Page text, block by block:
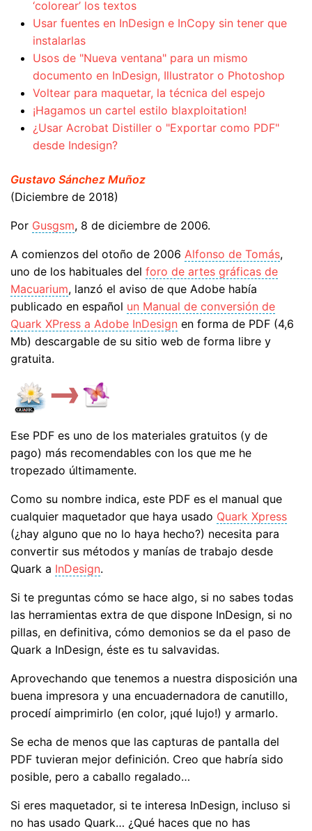
‘colorear’ los textos
Usar fuentes en InDesign e InCopy sin tener que
instalarlas
Usos de "Nueva ventana" para un mismo
documento en InDesign, Illustrator o Photoshop
Voltear para maquetar, la técnica del espejo
¡Hagamos un cartel estilo blaxploitation!
¿Usar Acrobat Distiller o "Exportar como PDF"
desde Indesign?
Gustavo Sánchez Muñoz
(Diciembre de 2018)
Por Gusgsm, 8 de diciembre de 2006.
A comienzos del otoño de 2006 Alfonso de Tomás,
uno de los habituales del foro de artes gráficas de
Macuarium, lanzó el aviso de que Adobe había
publicado en español un Manual de conversión de
Quark XPress a Adobe InDesign en forma de PDF (4,6
Mb) descargable de su sitio web de forma libre y
gratuita.
Ese PDF es uno de los materiales gratuitos (y de
pago) más recomendables con los que me he
tropezado últimamente.
Como su nombre indica, este PDF es el manual que
cualquier maquetador que haya usado Quark Xpress
(¿hay alguno que no lo haya hecho?) necesita para
convertir sus métodos y manías de trabajo desde
Quark a InDesign.
Si te preguntas cómo se hace algo, si no sabes todas
las herramientas extra de que dispone InDesign, si no
pillas, en definitiva, cómo demonios se da el paso de
Quark a InDesign, éste es tu salvavidas.
Aprovechando que tenemos a nuestra disposición una
buena impresora y una encuadernadora de canutillo,
procedí aimprimirlo (en color, ¡qué lujo!) y armarlo.
Se echa de menos que las capturas de pantalla del
PDF tuvieran mejor definición. Creo que habría sido
posible, pero a caballo regalado…
Si eres maquetador, si te interesa InDesign, incluso si
no has usado Quark… ¿Qué haces que no has